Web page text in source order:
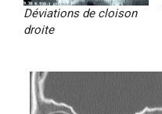
Déviations de cloison
droite